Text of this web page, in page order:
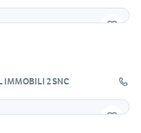
TECNOCASA - INTERNATIONAL IMMOBILI 2 SNC